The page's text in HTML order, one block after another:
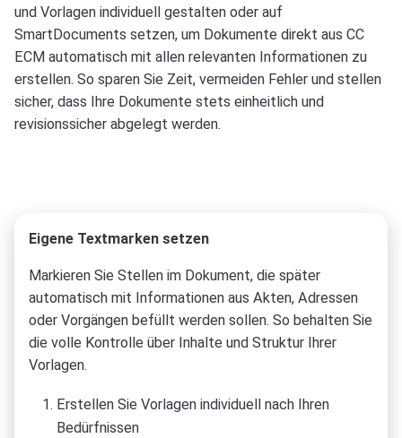
und Vorlagen individuell gestalten oder auf
SmartDocuments setzen, um Dokumente direkt aus CC
ECM automatisch mit allen relevanten Informationen zu
erstellen. So sparen Sie Zeit, vermeiden Fehler und stellen
sicher, dass Ihre Dokumente stets einheitlich und
revisionssicher abgelegt werden.
Eigene Textmarken setzen
Markieren Sie Stellen im Dokument, die später
automatisch mit Informationen aus Akten, Adressen
oder Vorgängen befüllt werden sollen. So behalten Sie
die volle Kontrolle über Inhalte und Struktur Ihrer
Vorlagen.
Erstellen Sie Vorlagen individuell nach Ihren
Bedürfnissen